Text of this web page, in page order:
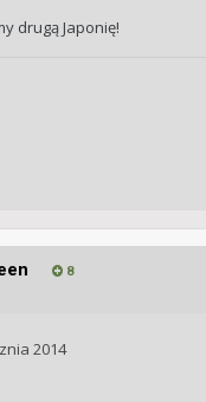
drugą Japonię!
8
2014